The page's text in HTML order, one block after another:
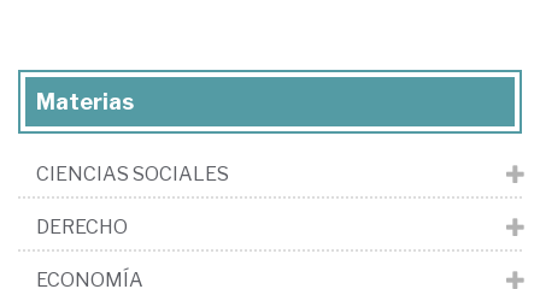
Materias
CIENCIAS SOCIALES
DERECHO
ECONOMÍA